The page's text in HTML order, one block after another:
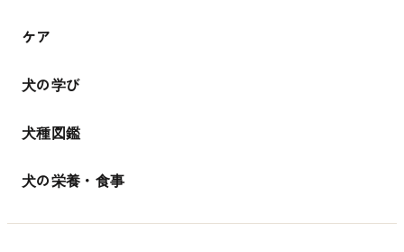
ケア
犬の学び
犬種図鑑
犬の栄養・食事